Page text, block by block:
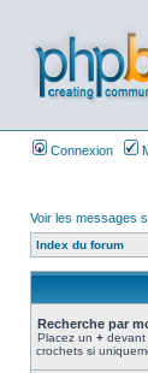
Connexion
Voir les messages
Index du forum
Recherche par
Placez un + devant
crochets si